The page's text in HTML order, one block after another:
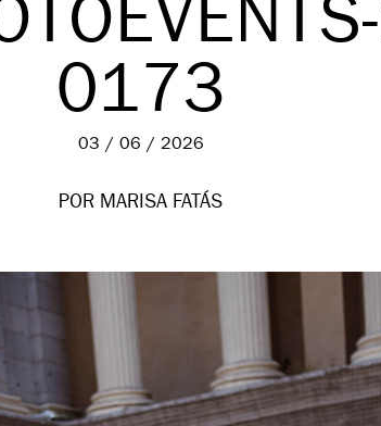
0173
03 / 06 / 2026
POR MARISA FATÁS